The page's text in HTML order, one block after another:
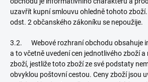
uzavřít kupní smlouvu ohledně tohoto
odst. 2 občanského zákoníku se nepoužije.
3.2. Webové rozhraní obchodu obsahuje
a to včetně uvedení cen jednotlivého zboží
zboží, jestliže toto zboží ze své podstaty
obvyklou poštovní cestou. Ceny zboží jsou